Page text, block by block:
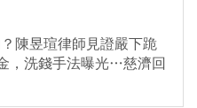
陳昱瑄律師見證嚴下跪
，洗錢手法曝光…慈濟回